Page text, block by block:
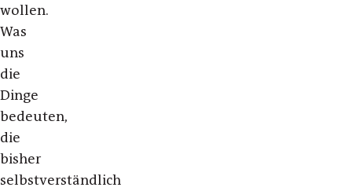
wollen.
Was
uns
die
Dinge
bedeuten,
die
bisher
selbstverständlich